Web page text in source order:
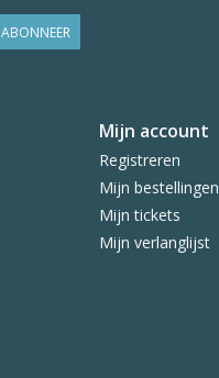
ABONNEER
Mijn account
Registreren
Mijn bestellingen
Mijn tickets
Mijn verlanglijst